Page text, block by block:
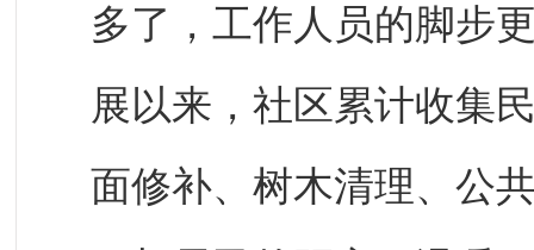
多了，工作人员的脚步
展以来，社区累计收集
面修补、树木清理、公